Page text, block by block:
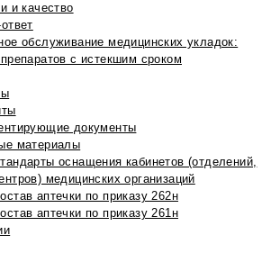
и качество
обслуживание медицинских укладок:
с истекшим сроком
документы
материалы
оснащения кабинетов (отделений,
медицинских организаций
аптечки по приказу 262н
аптечки по приказу 261н